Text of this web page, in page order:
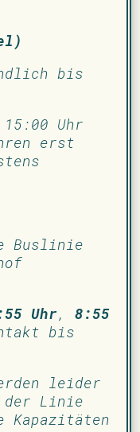
bis
Uhr
erst
Buslinie
Uhr,8:55
bis
leider
der Linie
Kapazitäten